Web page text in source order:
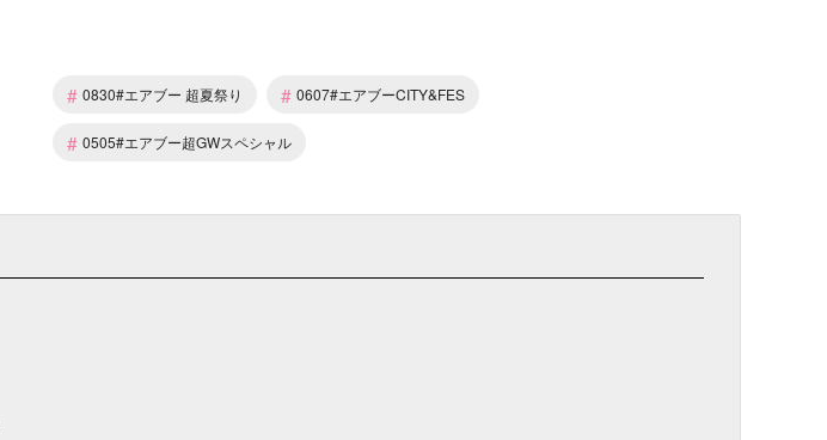
# 0830#エアブー 超夏祭り # 0607#エアブーCITY&FES
# 0505#エアブー超GWスペシャル